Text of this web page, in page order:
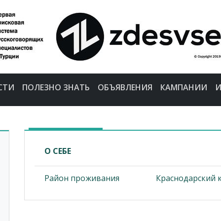
ПОЛЕЗНО ЗНАТЬ ОБЪЯВЛЕНИЯ КАМПАНИИ
О СЕБЕ
Район проживания Краснодарский